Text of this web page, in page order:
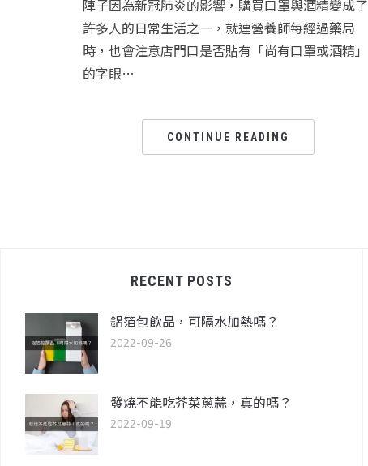
陣子因為新冠肺炎的影響，購買口罩與酒精變成了
許多人的日常生活之一，就連營養師每經過藥局
時，也會注意店門口是否貼有「尚有口罩或酒精」
的字眼…
CONTINUE READING
RECENT POSTS
鋁箔包飲品，可隔水加熱嗎？
2022-09-26
發燒不能吃芥菜蔥蒜，真的嗎？
2022-09-19